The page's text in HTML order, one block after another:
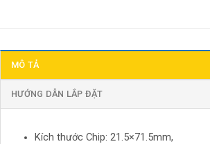
MÔ TẢ
HƯỚNG DẪN LẮP ĐẶT
Kích thước Chip: 21.5×71.5mm,